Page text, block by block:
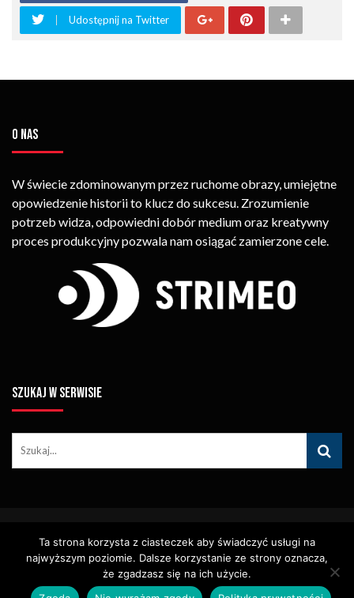
Udostępnij na Twitter
O NAS
W świecie zdominowanym przez ruchome obrazy, umiejętne
opowiedzenie historii to klucz do sukcesu. Zrozumienie
potrzeb widza, odpowiedni dobór medium oraz kreatywny
proces produkcyjny pozwala nam osiągać zamierzone cele.
SZUKAJ W SERWISIE
Tym Zdjęć, Materiałów Wideo) Bez Pisemnego Zezwolenia
Zabronione.
Identyfikacja Wizualna – Logotypy
Polityka Cookies
Polityka Prywatności
Ta strona korzysta z ciasteczek aby świadczyć usługi na
najwyższym poziomie. Dalsze korzystanie ze strony oznacza,
że zgadzasz się na ich użycie.